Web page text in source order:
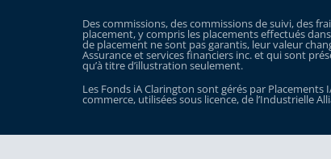
Des commissions, des commissions de suivi, des
placement, y compris les placements effectués
de placement ne sont pas garantis, leur valeur
Assurance et services financiers inc. et qui sont
qu’à titre d’illustration seulement.
Les Fonds iA Clarington sont gérés par
commerce, utilisées sous licence, de l’Industrielle